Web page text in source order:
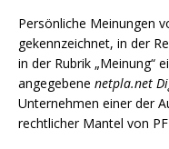
Persönliche Meinungen
gekennzeichnet, in der
in der Rubrik „Meinung“
angegebene netpla.net
Unternehmen einer der
rechtlicher Mantel von